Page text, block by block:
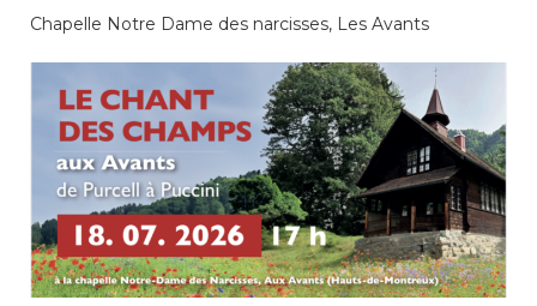
Pour commander une
attestation en ligne, annoncer
un déménagement,
demander une subvention
sur les abonnements annuels
de transports publics ou
consulter les disponibilités
des cartes CFF, créez ou
connectez-vous à votre
compte citoyen en cliquant
sur l’une des catégories ci-
dessus. Pour effectuer
Chapelle Notre Dame des narcisses, Les Avants